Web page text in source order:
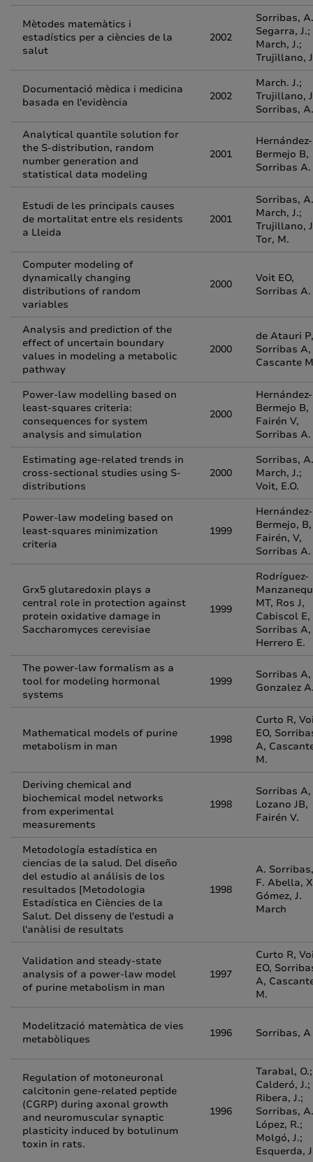
Mètodes matemàtics i
estadístics per a ciències de la
salut
2002
Sorribas,
Segarra, J.;
March, J.;
Trujillano,
Documentació mèdica i medicina
basada en l'evidència
2002
March. J.;
Trujillano,
Sorribas, A.
Analytical quantile solution for
the S-distribution, random
number generation and
statistical data modeling
2001
Hernández-
Bermejo B,
Sorribas A.
Estudi de les principals causes
de mortalitat entre els residents
a Lleida
2001
Sorribas,
March, J.;
Trujillano,
Tor, M.
Computer modeling of
dynamically changing
distributions of random
variables
2000
Voit EO,
Sorribas A.
Analysis and prediction of the
effect of uncertain boundary
values in modeling a metabolic
pathway
2000
de Atauri P,
Sorribas A,
Cascante
Power-law modelling based on
least-squares criteria:
consequences for system
analysis and simulation
2000
Hernández-
Bermejo B,
Fairén V,
Sorribas A.
Estimating age-related trends in
cross-sectional studies using S-
distributions
2000
Sorribas,
March, J.;
Voit, E.O.
Power-law modeling based on
least-squares minimization
criteria
1999
Hernández-
Bermejo, B,
Fairén, V,
Sorribas A.
Grx5 glutaredoxin plays a
central role in protection against
protein oxidative damage in
Saccharomyces cerevisiae
1999
Rodríguez-
MT, Ros J,
Cabiscol E,
Sorribas A,
Herrero E.
The power-law formalism as a
tool for modeling hormonal
systems
1999
Sorribas A,
Gonzalez
Mathematical models of purine
metabolism in man
1998
Curto R,
EO,
A,
M.
Deriving chemical and
biochemical model networks
from experimental
measurements
1998
Sorribas A,
Lozano JB,
Fairén V.
Metodología estadística en
ciencias de la salud. Del diseño
del estudio al análisis de los
resultados [Metodologia
Estadística en Ciències de la
Salut. Del disseny de l'estudi a
l'anàlisi de resultats
1998
A. Sorribas,
F. Abella,
Gómez, J.
March
Validation and steady-state
analysis of a power-law model
of purine metabolism in man
1997
Curto R,
EO,
A,
M.
Modelització matemàtica de vies
metabòliques
1996 Sorribas, A
Regulation of motoneuronal
calcitonin gene-related peptide
(CGRP) during axonal growth
and neuromuscular synaptic
plasticity induced by botulinum
toxin in rats.
1996
Tarabal, O.;
Calderó, J.;
Ribera, J.;
Sorribas,
López, R.;
Molgó, J.;
Esquerda,